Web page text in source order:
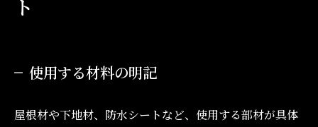
ト
使用する材料の明記
屋根材や下地材、防水シートなど、使用する部材が具体